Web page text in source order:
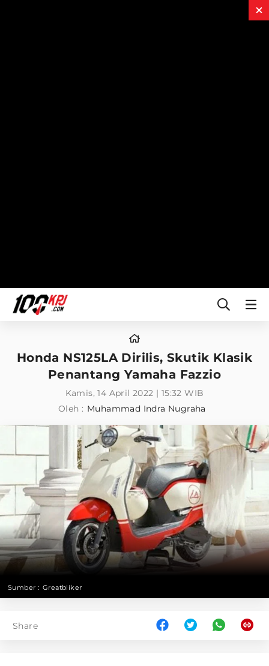
Honda NS125LA Dirilis, Skutik Klasik
Penantang Yamaha Fazzio
Kamis, 14 April 2022 | 15:32 WIB
Oleh : Muhammad Indra Nugraha
Sumber : Greatbiiker
Share